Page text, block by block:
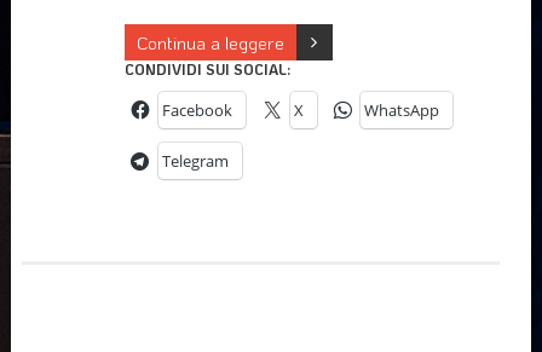
Continua a leggere
CONDIVIDI SUI SOCIAL:
Facebook X WhatsApp
Telegram